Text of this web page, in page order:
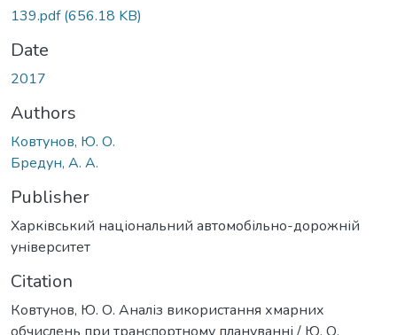
139.pdf(656.18 KB)
Date
2017
Authors
Ковтунов, Ю. О.
Бредун, А. А.
Publisher
Харківський національний автомобільно-дорожній
університет
Citation
Ковтунов, Ю. О. Аналіз використання хмарних